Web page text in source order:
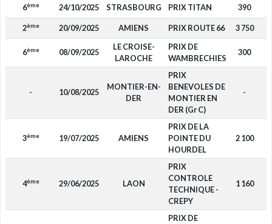
6ème 24/10/2025 STRASBOURG PRIX TITAN 390
2ème 20/09/2025 AMIENS PRIX ROUTE 66 3 750
6ème 08/09/2025
LE CROISE-
LAROCHE
PRIX DE
WAMBRECHIES
300
- 10/08/2025
MONTIER-EN-
DER
PRIX
BENEVOLES DE
MONTIER EN
DER (Gr C)
-
3ème 19/07/2025 AMIENS
PRIX DE LA
POINTE DU
HOURDEL
2 100
4ème 29/06/2025 LAON
PRIX
CONTROLE
TECHNIQUE -
CREPY
1 160
PRIX DE